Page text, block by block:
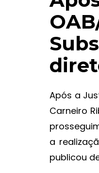
Após a
Carneiro
a
publicou